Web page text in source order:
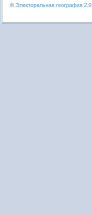
© Электоральная география 2.0